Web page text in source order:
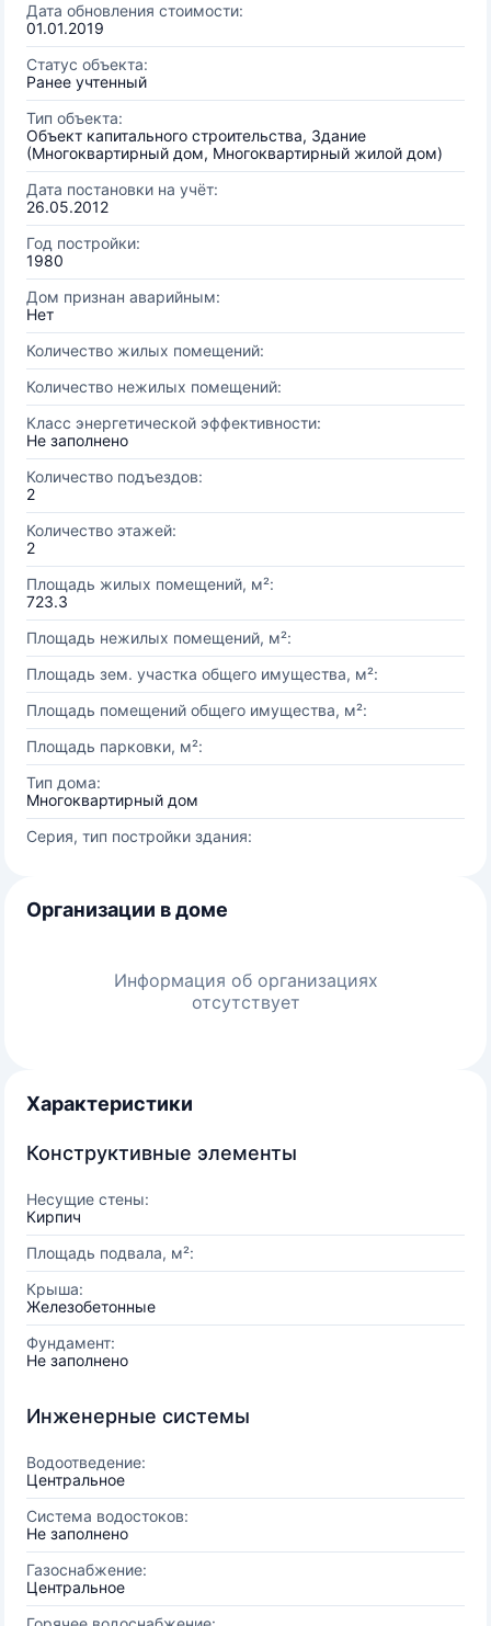
Дата обновления стоимости:
01.01.2019
Статус объекта:
Ранее учтенный
Тип объекта:
Объект капитального строительства, Здание
(Многоквартирный дом, Многоквартирный жилой дом)
Дата постановки на учёт:
26.05.2012
Год постройки:
1980
Дом признан аварийным:
Нет
Количество жилых помещений:
Количество нежилых помещений:
Класс энергетической эффективности:
Не заполнено
Количество подъездов:
2
Количество этажей:
2
Площадь жилых помещений, м²:
723.3
Площадь нежилых помещений, м²:
Площадь зем. участка общего имущества, м²:
Площадь помещений общего имущества, м²:
Площадь парковки, м²:
Тип дома:
Многоквартирный дом
Серия, тип постройки здания:
Организации в доме
Информация об организациях
отсутствует
Характеристики
Конструктивные элементы
Несущие стены:
Кирпич
Площадь подвала, м²:
Крыша:
Железобетонные
Фундамент:
Не заполнено
Инженерные системы
Водоотведение:
Центральное
Система водостоков:
Не заполнено
Газоснабжение:
Центральное